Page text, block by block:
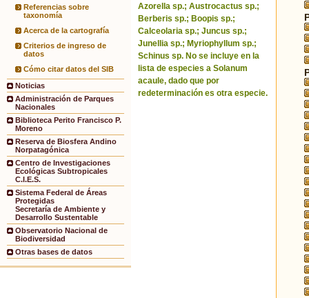
Referencias sobre
taxonomía
Acerca de la cartografía
Criterios de ingreso de
datos
Cómo citar datos del SIB
Noticias
Administración de Parques
Nacionales
Biblioteca Perito Francisco P.
Moreno
Reserva de Biosfera Andino
Norpatagónica
Centro de Investigaciones
Ecológicas Subtropicales
C.I.E.S.
Sistema Federal de Áreas
Protegidas
Secretaría de Ambiente y
Desarrollo Sustentable
Observatorio Nacional de
Biodiversidad
Otras bases de datos
Azorella sp.; Austrocactus sp.;
Berberis sp.; Boopis sp.;
Calceolaria sp.; Juncus sp.;
Junellia sp.; Myriophyllum sp.;
Schinus sp. No se incluye en la
lista de especies a Solanum
acaule, dado que por
redeterminación es otra especie.